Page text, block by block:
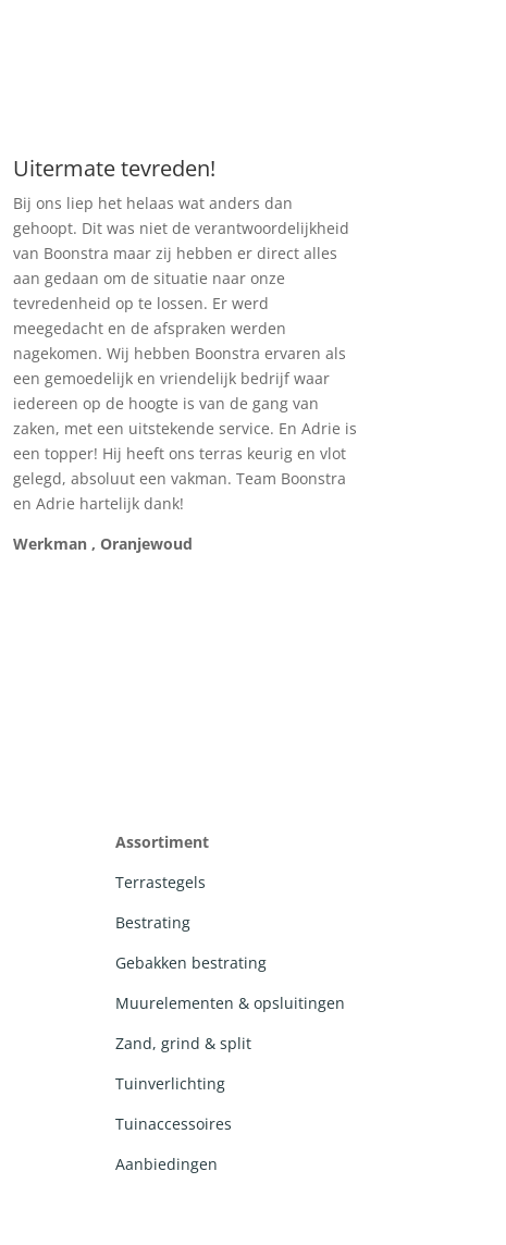
Uitermate tevreden!
Bij ons liep het helaas wat anders dan
gehoopt. Dit was niet de verantwoordelijkheid
van Boonstra maar zij hebben er direct alles
aan gedaan om de situatie naar onze
tevredenheid op te lossen. Er werd
meegedacht en de afspraken werden
nagekomen. Wij hebben Boonstra ervaren als
een gemoedelijk en vriendelijk bedrijf waar
iedereen op de hoogte is van de gang van
zaken, met een uitstekende service. En Adrie is
een topper! Hij heeft ons terras keurig en vlot
gelegd, absoluut een vakman. Team Boonstra
en Adrie hartelijk dank!
Werkman , Oranjewoud
Assortiment
Terrastegels
Bestrating
Gebakken bestrating
Muurelementen & opsluitingen
Zand, grind & split
Tuinverlichting
Tuinaccessoires
Aanbiedingen